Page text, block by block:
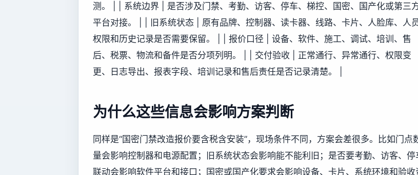
测。 | | 系统边界 | 是否涉及门禁、考勤、访客、停车、梯控、国密、国产化或第三
平台对接。 | | 旧系统状态 | 原有品牌、控制器、读卡器、线路、卡片、人脸库、人
权限和历史记录是否需要保留。 | | 报价口径 | 设备、软件、施工、调试、培训、售
后、税票、物流和备件是否分项列明。 | | 交付验收 | 正常通行、异常通行、权限变
更、日志导出、报表字段、培训记录和售后责任是否记录清楚。 |
为什么这些信息会影响方案判断
同样是“国密门禁改造报价要含税含安装”，现场条件不同，方案会差很多。比如门点
量会影响控制器和电源配置；旧系统状态会影响能不能利旧；是否要考勤、访客、停
联动会影响软件平台和接口；国密或国产化要求会影响设备、卡片、系统环境和验收